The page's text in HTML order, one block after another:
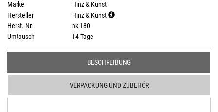
Marke
Hinz & Kunst
Hersteller
Hinz & Kunst
Herst.-Nr.
hk-180
Umtausch
14 Tage
BESCHREIBUNG
VERPACKUNG UND ZUBEHÖR